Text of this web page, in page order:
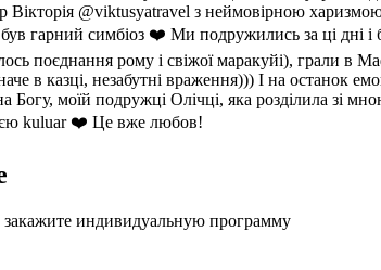
@viktusyatravel з неймовірною
гарний симбіоз ❤️ Ми подружились за ці дні
поєднання рому і свіжої маракуйі), грали
в казці, незабутні враження))) І на
Богу, моїй подружці Олічці, яка розділила зі
kuluar ❤️ Це вже любов!
индивидуальную программу